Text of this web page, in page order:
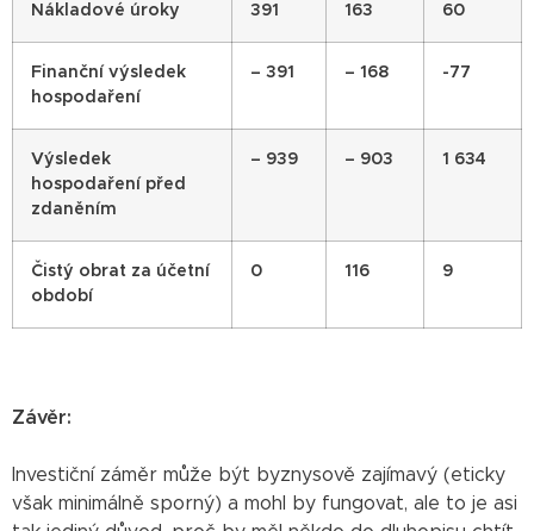
Nákladové úroky 391 163 60
Finanční výsledek
hospodaření
– 391 – 168 -77
Výsledek
hospodaření před
zdaněním
– 939 – 903 1 634
Čistý obrat za účetní
období
0 116 9
Závěr:
Investiční záměr může být byznysově zajímavý (eticky
však minimálně sporný) a mohl by fungovat, ale to je asi